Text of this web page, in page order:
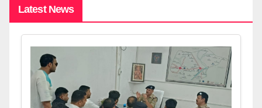
Latest News